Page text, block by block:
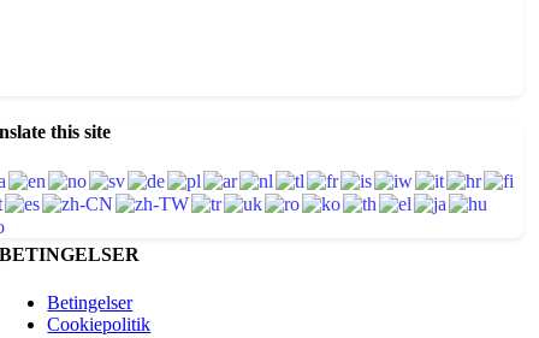
this site
BETINGELSER
Betingelser
Cookiepolitik